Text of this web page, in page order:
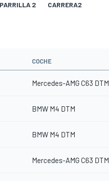
PARRILLA 2 CARRERA2
COCHE
Mercedes-AMG C63 DTM
BMW M4 DTM
BMW M4 DTM
Mercedes-AMG C63 DTM